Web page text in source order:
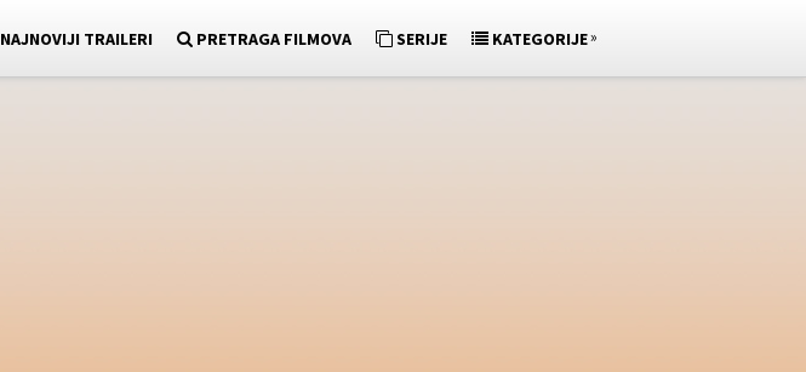
NAJNOVIJI TRAILERI PRETRAGA FILMOVA SERIJE KATEGORIJE»